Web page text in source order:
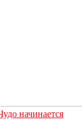
начинается